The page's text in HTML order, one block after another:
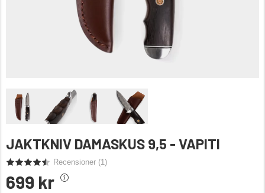
JAKTKNIV DAMASKUS 9,5 - VAPITI
Recensioner (1)
699 kr